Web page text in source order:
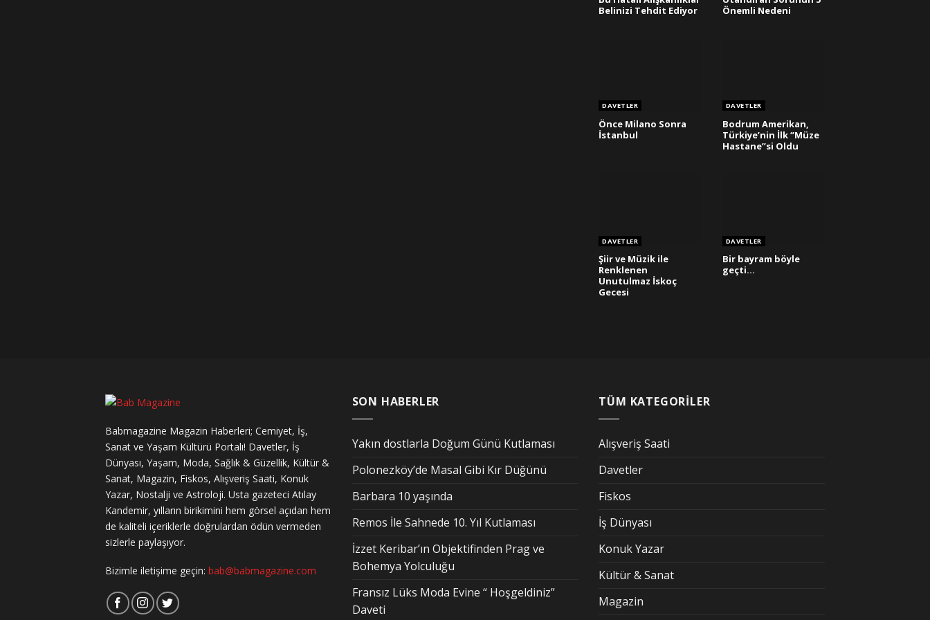
Belinizi Tehdit Ediyor
Önemli Nedeni
DAVETLER
Önce Milano Sonra
İstanbul
DAVETLER
Bodrum Amerikan,
Türkiye’nin İlk ‘’Müze
Hastane’’si Oldu
DAVETLER
Şiir ve Müzik ile
Renklenen
Unutulmaz İskoç
Gecesi
DAVETLER
Bir bayram böyle
geçti…
Babmagazine Magazin Haberleri; Cemiyet, İş,
Sanat ve Yaşam Kültürü Portalı! Davetler, İş
Dünyası, Yaşam, Moda, Sağlık & Güzellik, Kültür &
Sanat, Magazin, Fiskos, Alışveriş Saati, Konuk
Yazar, Nostalji ve Astroloji. Usta gazeteci Atılay
Kandemir, yılların birikimini hem görsel açıdan hem
de kaliteli içeriklerle doğrulardan ödün vermeden
sizlerle paylaşıyor.
Bizimle iletişime geçin: bab@babmagazine.com
SON HABERLER
Yakın dostlarla Doğum Günü Kutlaması
Polonezköy’de Masal Gibi Kır Düğünü
Barbara 10 yaşında
Remos İle Sahnede 10. Yıl Kutlaması
İzzet Keribar’ın Objektifinden Prag ve
Bohemya Yolculuğu
Fransız Lüks Moda Evine “ Hoşgeldiniz”
Daveti
TÜM KATEGORİLER
Alışveriş Saati
Davetler
Fiskos
İş Dünyası
Konuk Yazar
Kültür & Sanat
Magazin